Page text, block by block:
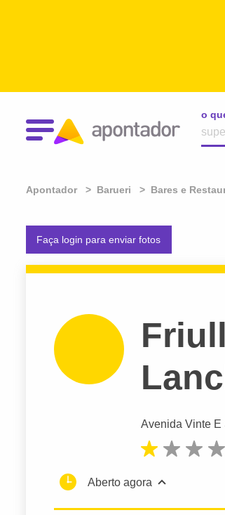
o
Apontador Barueri Bares e
Faça login para enviar fotos
Avenida Vinte E
Aberto agora